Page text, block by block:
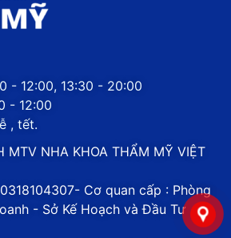
- 12:00, 13:30 - 20:00
- 12:00
, tết.
MTV NHA KHOA THẨM MỸ VIỆT
Cơ quan cấp : Phòng
- Sở Kế Hoạch và Đầu Tư